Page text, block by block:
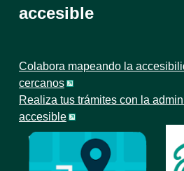
accesible
Colabora mapeando la
cercanos
Realiza tus trámites con la
accesible